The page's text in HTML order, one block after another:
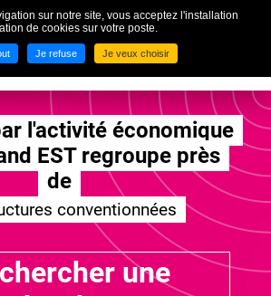
sur notre site, vous acceptez l'installation
de cookies sur votre poste.
Je refuse Je veux choisir
l'activité économique
EST regroupe près
de
conventionnées
une